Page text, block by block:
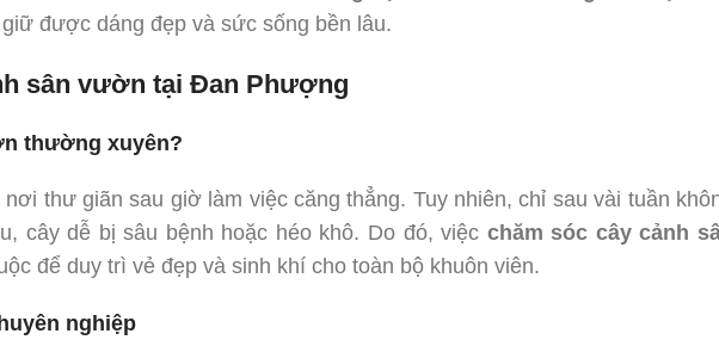
được dáng đẹp và sức sống bền lâu.
sân vườn tại Đan Phượng
thường xuyên?
thư giãn sau giờ làm việc căng thẳng. Tuy nhiên, chỉ sau vài tuần
cây dễ bị sâu bệnh hoặc héo khô. Do đó, việc chăm sóc cây cảnh
để duy trì vẻ đẹp và sinh khí cho toàn bộ khuôn viên.
nghiệp